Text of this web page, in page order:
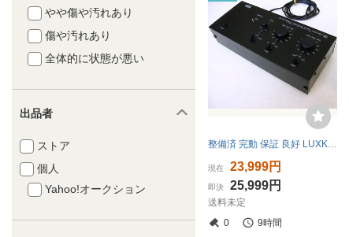
やや傷や汚れあり
傷や汚れあり
全体的に状態が悪い
出品者
ストア
個人
Yahoo!オークション
整備済 完動 保証 良好 LUXKIT ラックスキット A803 チャンネルデバイダー クロスオーバー ローパス&ハイパス 11ポイント切替 スロープ3段
現在 23,999円
即決 25,999円
送料未定
0
9時間